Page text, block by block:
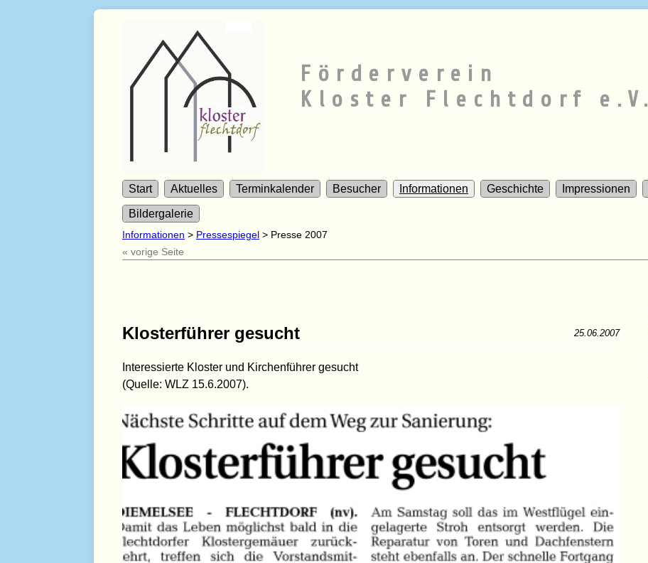
Förderverein
Kloster Flechtdorf e.V.
Start Aktuelles Terminkalender Besucher Informationen Geschichte Impressionen
Bildergalerie
Informationen > Pressespiegel > Presse 2007
« vorige Seite
Klosterführer gesucht 25.06.2007
Interessierte Kloster und Kirchenführer gesucht
(Quelle: WLZ 15.6.2007).